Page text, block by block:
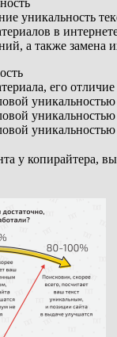
уникальность
в
а также замена
его
уникальностью
у